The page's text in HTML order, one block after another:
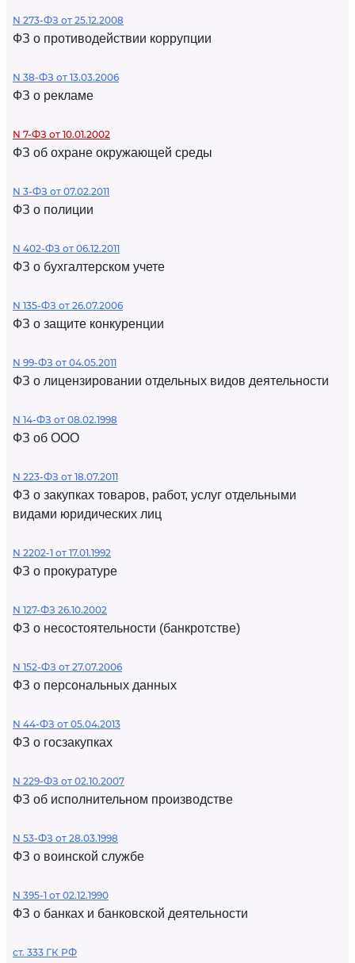
N 273-ФЗ от 25.12.2008
ФЗ о противодействии коррупции
N 38-ФЗ от 13.03.2006
ФЗ о рекламе
N 7-ФЗ от 10.01.2002
ФЗ об охране окружающей среды
N 3-ФЗ от 07.02.2011
ФЗ о полиции
N 402-ФЗ от 06.12.2011
ФЗ о бухгалтерском учете
N 135-ФЗ от 26.07.2006
ФЗ о защите конкуренции
N 99-ФЗ от 04.05.2011
ФЗ о лицензировании отдельных видов деятельности
N 14-ФЗ от 08.02.1998
ФЗ об ООО
N 223-ФЗ от 18.07.2011
ФЗ о закупках товаров, работ, услуг отдельными
видами юридических лиц
N 2202-1 от 17.01.1992
ФЗ о прокуратуре
N 127-ФЗ 26.10.2002
ФЗ о несостоятельности (банкротстве)
N 152-ФЗ от 27.07.2006
ФЗ о персональных данных
N 44-ФЗ от 05.04.2013
ФЗ о госзакупках
N 229-ФЗ от 02.10.2007
ФЗ об исполнительном производстве
N 53-ФЗ от 28.03.1998
ФЗ о воинской службе
N 395-1 от 02.12.1990
ФЗ о банках и банковской деятельности
ст. 333 ГК РФ